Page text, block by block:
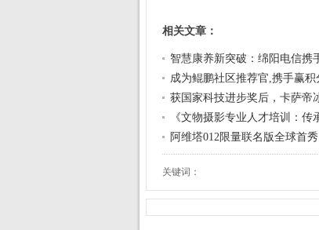
相关文章：
智慧康养新突破：绵阳电信携
成为鲲鹏社区推荐官,携手赢积
获国家科技进步奖后，卡萨帝
《文物摄影专业人才培训：传
阿维塔012限量联名版全球首
关键词：